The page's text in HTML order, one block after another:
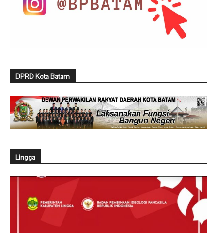
DPRD Kota Batam
Lingga